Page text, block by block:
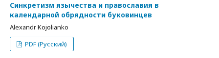
Cинкретизм язычества и православия в
календарной обрядности буковинцев
Alexandr Kojolianko
PDF (Русский)